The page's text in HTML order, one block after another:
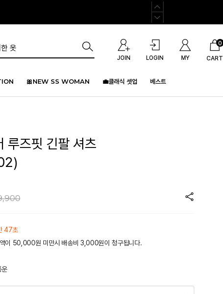
JOIN LOGIN MY CART
0
🎀NEW SS WOMAN 💼클래식 셋업 베스트
루즈핏 긴팔 셔츠
47초
이 50,000원 미만시 배송비 3,000원이 청구됩니다.
운